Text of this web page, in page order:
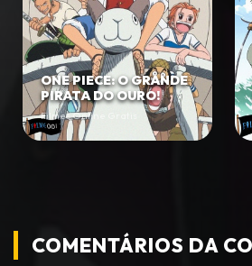
ONE PIECE: O GRANDE
PIRATA DO OURO!
Filmes Online Gratis
COMENTÁRIOS DA